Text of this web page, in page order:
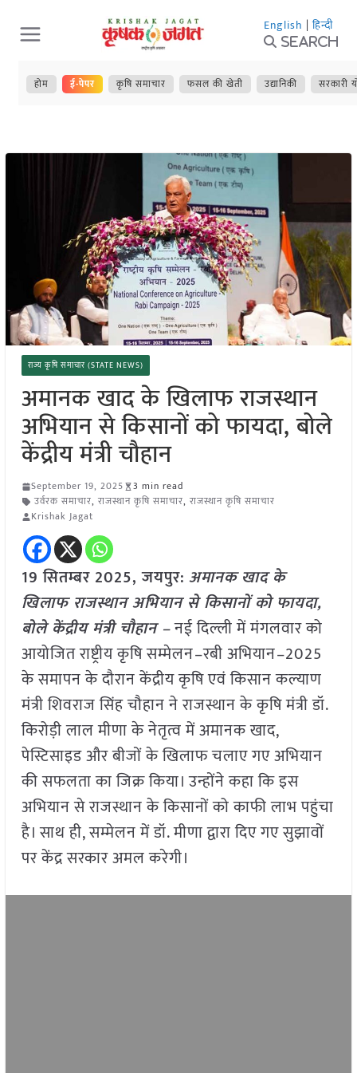
Skip
to
content
English | हिन्दी
Search
होम ई-पेपर कृषि समाचार फसल की खेती उद्यानिकी सरकारी
राज्य कृषि समाचार (STATE NEWS)
अमानक खाद के खिलाफ राजस्थान
अभियान से किसानों को फायदा, बोले
केंद्रीय मंत्री चौहान
September 19, 2025
3 min read
उर्वरक समाचार, राजस्थान कृषि समाचार, राजस्थान कृषि समाचार
Krishak Jagat
19 सितम्बर 2025, जयपुर: अमानक खाद के
खिलाफ राजस्थान अभियान से किसानों को फायदा,
बोले केंद्रीय मंत्री चौहान –नई दिल्ली में मंगलवार को
आयोजित राष्ट्रीय कृषि सम्मेलन–रबी अभियान–2025
के समापन के दौरान केंद्रीय कृषि एवं किसान कल्याण
मंत्री शिवराज सिंह चौहान ने राजस्थान के कृषि मंत्री डॉ.
किरोड़ी लाल मीणा के नेतृत्व में अमानक खाद,
पेस्टिसाइड और बीजों के खिलाफ चलाए गए अभियान
की सफलता का जिक्र किया। उन्होंने कहा कि इस
अभियान से राजस्थान के किसानों को काफी लाभ पहुंचा
है। साथ ही, सम्मेलन में डॉ. मीणा द्वारा दिए गए सुझावों
पर केंद्र सरकार अमल करेगी।